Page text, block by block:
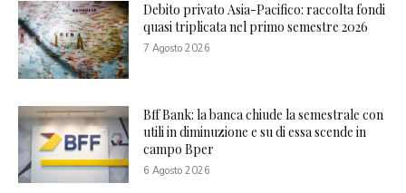
Debito privato Asia-Pacifico: raccolta fondi
quasi triplicata nel primo semestre 2026
7 Agosto 2026
Bff Bank: la banca chiude la semestrale con
utili in diminuzione e su di essa scende in
campo Bper
6 Agosto 2026